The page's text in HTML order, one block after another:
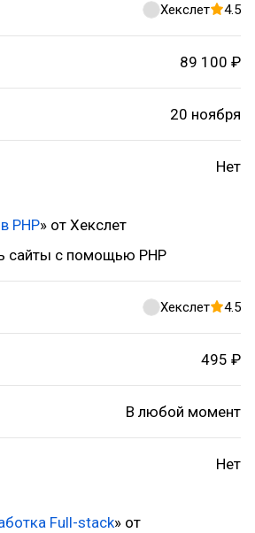
Хекслет 4.5
89 100 ₽
20 ноября
Нет
PHP» от Хекслет
сайты с помощью PHP
Хекслет 4.5
495 ₽
В любой момент
Нет
Full-stack» от